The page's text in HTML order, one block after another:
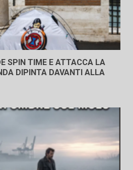
SPIN TIME E ATTACCA LA
DIPINTA DAVANTI ALLA